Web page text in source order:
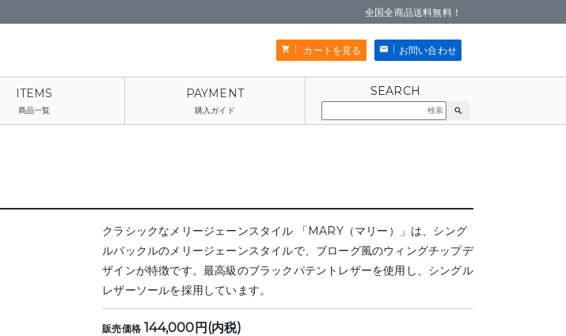
カートを見る お問い合わせ
全国全商品送料無料！
商品一覧 購入ガイド search
クラシックなメリージェーンスタイル 「MARY（マリー）」は、シング
ルバックルのメリージェーンスタイルで、ブローグ風のウィングチップデ
ザインが特徴です。最高級のブラックパテントレザーを使用し、シングル
レザーソールを採用しています。
販売価格 144,000円(内税)